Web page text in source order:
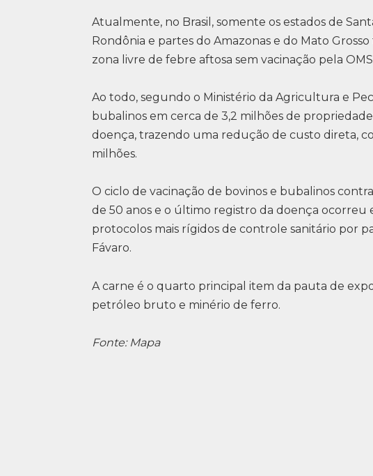
Atualmente, no Brasil, somente os estados de
Rondônia e partes do Amazonas e do Mato
zona livre de febre aftosa sem vacinação pela
Ao todo, segundo o Ministério da Agricultura e
bubalinos em cerca de 3,2 milhões de
doença, trazendo uma redução de custo direta,
milhões.
O ciclo de vacinação de bovinos e bubalinos
de 50 anos e o último registro da doença ocorreu
protocolos mais rígidos de controle sanitário por
Fávaro.
A carne é o quarto principal item da pauta de
petróleo bruto e minério de ferro.
Fonte: Mapa